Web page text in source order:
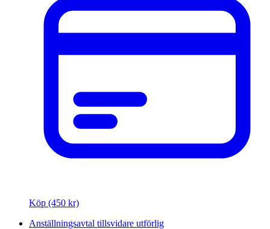
Köp (450 kr)
Anställningsavtal tillsvidare utförlig